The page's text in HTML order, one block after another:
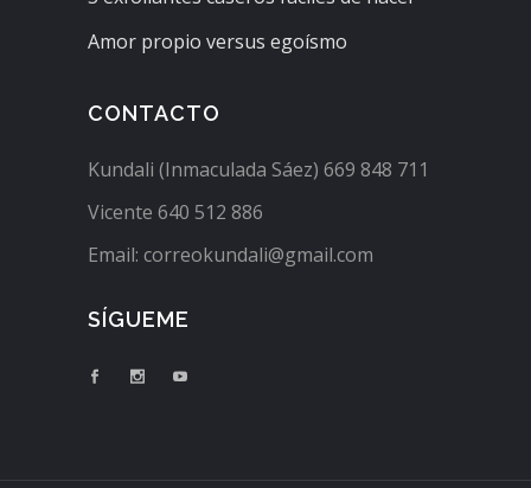
Amor propio versus egoísmo
CONTACTO
Kundali (Inmaculada Sáez) 669 848 711
Vicente 640 512 886
Email: correokundali@gmail.com
SÍGUEME